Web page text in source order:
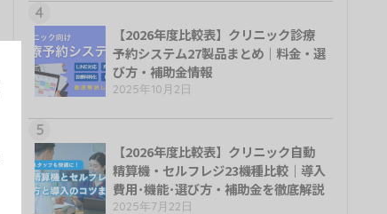
4
【2026年度比較表】クリニック診療
予約システム27製品まとめ｜料金・選
び方・補助金情報
2025年10月2日
5
【2026年度比較表】クリニック自動
精算機・セルフレジ23機種比較｜導入
費用･機能･選び方・補助金を徹底解説
2025年7月22日